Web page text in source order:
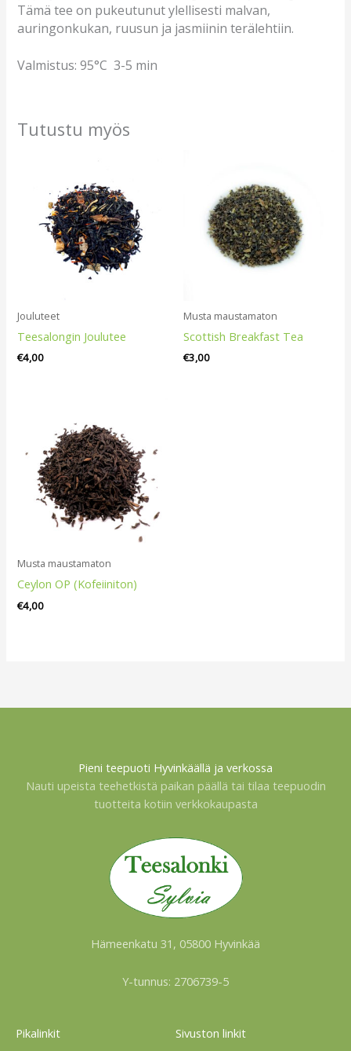
Tämä tee on pukeutunut ylellisesti malvan,
auringonkukan, ruusun ja jasmiinin terälehtiin.
Valmistus: 95°C 3-5 min
Tutustu myös
Jouluteet
Teesalongin Joulutee
€4,00
Musta maustamaton
Scottish Breakfast Tea
€3,00
Musta maustamaton
Ceylon OP (Kofeiiniton)
€4,00
Pieni teepuoti Hyvinkäällä ja verkossa
Nauti upeista teehetkistä paikan päällä tai tilaa teepuodin
tuotteita kotiin verkkokaupasta
Hämeenkatu 31, 05800 Hyvinkää
Y-tunnus: 2706739-5
Pikalinkit Sivuston linkit